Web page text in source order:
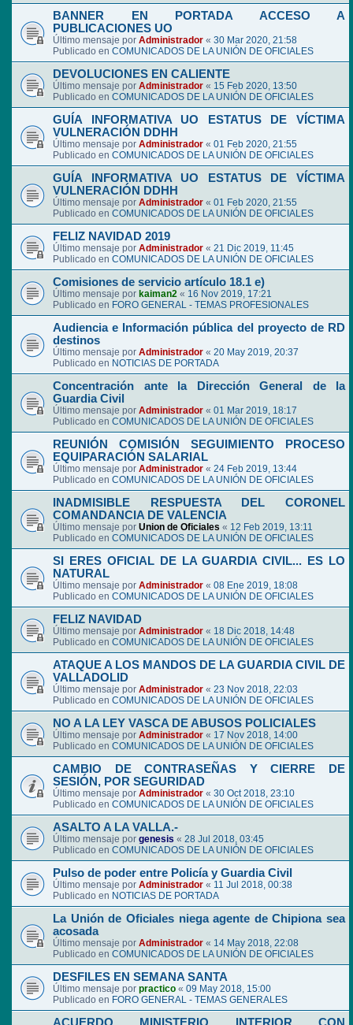
BANNER EN PORTADA ACCESO A
PUBLICACIONES UO
Último mensaje por Administrador « 30 Mar 2020, 21:58
Publicado en COMUNICADOS DE LA UNIÓN DE OFICIALES
DEVOLUCIONES EN CALIENTE
Último mensaje por Administrador « 15 Feb 2020, 13:50
Publicado en COMUNICADOS DE LA UNIÓN DE OFICIALES
GUÍA INFORMATIVA UO ESTATUS DE VÍCTIMA
VULNERACIÓN DDHH
Último mensaje por Administrador « 01 Feb 2020, 21:55
Publicado en COMUNICADOS DE LA UNIÓN DE OFICIALES
GUÍA INFORMATIVA UO ESTATUS DE VÍCTIMA
VULNERACIÓN DDHH
Último mensaje por Administrador « 01 Feb 2020, 21:55
Publicado en COMUNICADOS DE LA UNIÓN DE OFICIALES
FELIZ NAVIDAD 2019
Último mensaje por Administrador « 21 Dic 2019, 11:45
Publicado en COMUNICADOS DE LA UNIÓN DE OFICIALES
Comisiones de servicio artículo 18.1 e)
Último mensaje por kaiman2 « 16 Nov 2019, 17:21
Publicado en FORO GENERAL - TEMAS PROFESIONALES
Audiencia e Información pública del proyecto de RD
destinos
Último mensaje por Administrador « 20 May 2019, 20:37
Publicado en NOTICIAS DE PORTADA
Concentración ante la Dirección General de la
Guardia Civil
Último mensaje por Administrador « 01 Mar 2019, 18:17
Publicado en COMUNICADOS DE LA UNIÓN DE OFICIALES
REUNIÓN COMISIÓN SEGUIMIENTO PROCESO
EQUIPARACIÓN SALARIAL
Último mensaje por Administrador « 24 Feb 2019, 13:44
Publicado en COMUNICADOS DE LA UNIÓN DE OFICIALES
INADMISIBLE RESPUESTA DEL CORONEL
COMANDANCIA DE VALENCIA
Último mensaje por Union de Oficiales « 12 Feb 2019, 13:11
Publicado en COMUNICADOS DE LA UNIÓN DE OFICIALES
SI ERES OFICIAL DE LA GUARDIA CIVIL... ES LO
NATURAL
Último mensaje por Administrador « 08 Ene 2019, 18:08
Publicado en COMUNICADOS DE LA UNIÓN DE OFICIALES
FELIZ NAVIDAD
Último mensaje por Administrador « 18 Dic 2018, 14:48
Publicado en COMUNICADOS DE LA UNIÓN DE OFICIALES
ATAQUE A LOS MANDOS DE LA GUARDIA CIVIL DE
VALLADOLID
Último mensaje por Administrador « 23 Nov 2018, 22:03
Publicado en COMUNICADOS DE LA UNIÓN DE OFICIALES
NO A LA LEY VASCA DE ABUSOS POLICIALES
Último mensaje por Administrador « 17 Nov 2018, 14:00
Publicado en COMUNICADOS DE LA UNIÓN DE OFICIALES
CAMBIO DE CONTRASEÑAS Y CIERRE DE
SESIÓN, POR SEGURIDAD
Último mensaje por Administrador « 30 Oct 2018, 23:10
Publicado en COMUNICADOS DE LA UNIÓN DE OFICIALES
ASALTO A LA VALLA.-
Último mensaje por genesis « 28 Jul 2018, 03:45
Publicado en COMUNICADOS DE LA UNIÓN DE OFICIALES
Pulso de poder entre Policía y Guardia Civil
Último mensaje por Administrador « 11 Jul 2018, 00:38
Publicado en NOTICIAS DE PORTADA
La Unión de Oficiales niega agente de Chipiona sea
acosada
Último mensaje por Administrador « 14 May 2018, 22:08
Publicado en COMUNICADOS DE LA UNIÓN DE OFICIALES
DESFILES EN SEMANA SANTA
Último mensaje por practico « 09 May 2018, 15:00
Publicado en FORO GENERAL - TEMAS GENERALES